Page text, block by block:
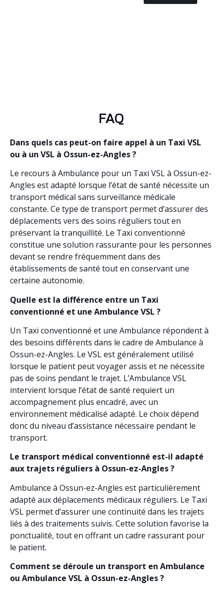
FAQ
Dans quels cas peut-on faire appel à un Taxi VSL
ou à un VSL à Ossun-ez-Angles ?
Le recours à Ambulance pour un Taxi VSL à Ossun-ez-
Angles est adapté lorsque l’état de santé nécessite un
transport médical sans surveillance médicale
constante. Ce type de transport permet d’assurer des
déplacements vers des soins réguliers tout en
préservant la tranquillité. Le Taxi conventionné
constitue une solution rassurante pour les personnes
devant se rendre fréquemment dans des
établissements de santé tout en conservant une
certaine autonomie.
Quelle est la différence entre un Taxi
conventionné et une Ambulance VSL ?
Un Taxi conventionné et une Ambulance répondent à
des besoins différents dans le cadre de Ambulance à
Ossun-ez-Angles. Le VSL est généralement utilisé
lorsque le patient peut voyager assis et ne nécessite
pas de soins pendant le trajet. L’Ambulance VSL
intervient lorsque l’état de santé requiert un
accompagnement plus encadré, avec un
environnement médicalisé adapté. Le choix dépend
donc du niveau d’assistance nécessaire pendant le
transport.
Le transport médical conventionné est-il adapté
aux trajets réguliers à Ossun-ez-Angles ?
Ambulance à Ossun-ez-Angles est particulièrement
adapté aux déplacements médicaux réguliers. Le Taxi
VSL permet d’assurer une continuité dans les trajets
liés à des traitements suivis. Cette solution favorise la
ponctualité, tout en offrant un cadre rassurant pour
le patient.
Comment se déroule un transport en Ambulance
ou Ambulance VSL à Ossun-ez-Angles ?